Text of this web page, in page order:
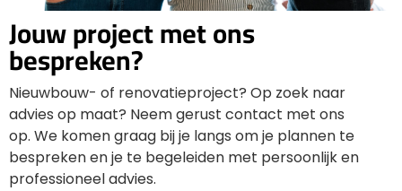
Jouw project met ons
bespreken?
Nieuwbouw- of renovatieproject? Op zoek naar
advies op maat? Neem gerust contact met ons
op. We komen graag bij je langs om je plannen te
bespreken en je te begeleiden met persoonlijk en
professioneel advies.